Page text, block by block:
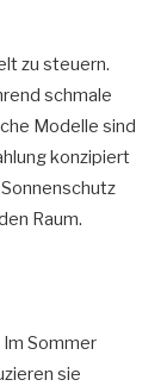
zu steuern.
schmale
Modelle sind
konzipiert
Raum.
Im Sommer
sie